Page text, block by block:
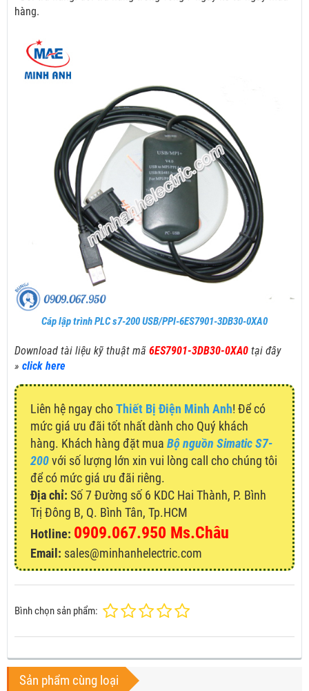
hàng.
Cáp lập trình PLC s7-200 USB/PPI-6ES7901-3DB30-0XA0
Download tài liệu kỹ thuật mã 6ES7901-3DB30-0XA0 tại đây
» click here
Liên hệ ngay choThiết Bị Điện Minh Anh! Để có
mức giá ưu đãi tốt nhất dành cho Quý khách
hàng. Khách hàng đặt mua Bộ nguồn Simatic S7-
200với số lượng lớn xin vui lòng call cho chúng tôi
để có mức giá ưu đãi riêng.
Địa chỉ: Số 7 Đường số 6 KDC Hai Thành, P. Bình
Trị Đông B, Q. Bình Tân, Tp.HCM
Hotline: 0909.067.950 Ms.Châu
Email: sales@minhanhelectric.com
Bình chọn sản phẩm:
Sản phẩm cùng loại